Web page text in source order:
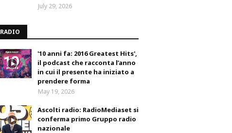
July 29, 2026
RADIO
'10 anni fa: 2016 Greatest Hits',
il podcast che racconta l’anno
in cui il presente ha iniziato a
prendere forma
May 19, 2026
Ascolti radio: RadioMediaset si
conferma primo Gruppo radio
nazionale